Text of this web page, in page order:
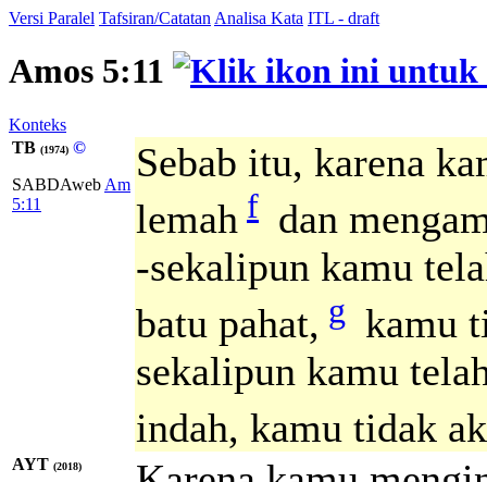
Versi Paralel Tafsiran/Catatan Analisa Kata ITL - draft
Amos 5:11
Konteks
TB (1974) ©
SABDAweb Am
5:11
Sebab itu, karena
lemah f dan
-sekalipun kamu
batu pahat, g kamu
sekalipun kamu
indah, kamu tidak
AYT (2018)